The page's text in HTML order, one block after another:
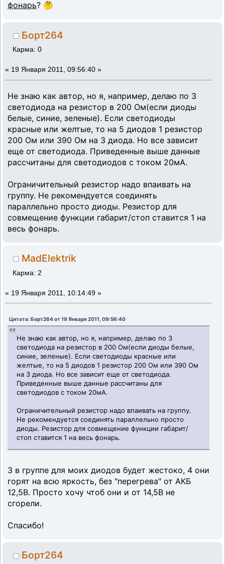
фонарь? 🤔
Борт264
Карма: 0
« 19 Января 2011, 09:56:40 »
Не знаю как автор, но я, например, делаю по 3
светодиода на резистор в 200 Ом(если диоды
белые, синие, зеленые). Если светодиоды
красные или желтые, то на 5 диодов 1 резистор
200 Ом или 390 Ом на 3 диода. Но все зависит
еще от светодиода. Приведенные выше данные
рассчитаны для светодиодов с током 20мА.
Ограничительный резистор надо впаивать на
группу. Не рекомендуется соединять
параллельно просто диоды. Резистор для
совмещение функции габарит/стоп ставится 1 на
весь фонарь.
MadElektrik
Карма: 2
« 19 Января 2011, 10:14:49 »
Цитата: Борт264 от 19 Января 2011, 09:56:40
Не знаю как автор, но я, например, делаю по 3
светодиода на резистор в 200 Ом(если диоды белые,
синие, зеленые). Если светодиоды красные или
желтые, то на 5 диодов 1 резистор 200 Ом или 390 Ом
на 3 диода. Но все зависит еще от светодиода.
Приведенные выше данные рассчитаны для
светодиодов с током 20мА.
Ограничительный резистор надо впаивать на группу.
Не рекомендуется соединять параллельно просто
диоды. Резистор для совмещение функции габарит/
стоп ставится 1 на весь фонарь.
3 в группе для моих диодов будет жестоко, 4 они
горят на всю яркость, без "перегрева" от АКБ
12,5В. Просто хочу чтоб они и от 14,5В не
сгорели.
Спасибо!
Борт264